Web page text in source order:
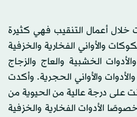
خلال أعمال التنقيب فهي كثيرة
والأواني الفخارية والخزفية
الخشبية والعاج والزجاج
والأواني الحجرية. وأكدت
على درجة عالية من الحيوية من
الأدوات الفخارية والخزفية